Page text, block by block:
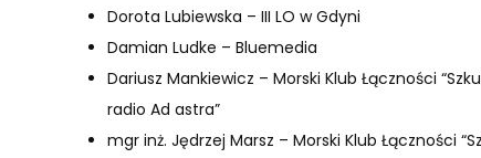
Dorota Lubiewska – III LO w Gdyni
Damian Ludke – Bluemedia
Dariusz Mankiewicz – Morski Klub Łączności
radio Ad astra”
mgr inż. Jędrzej Marsz – Morski Klub Łączności